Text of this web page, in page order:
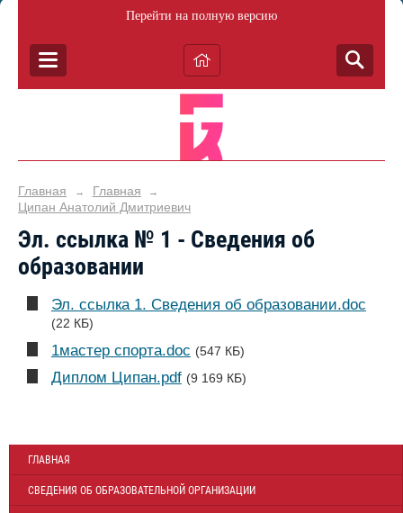
Перейти на полную версию
Главная → Главная →
Ципан Анатолий Дмитриевич
Эл. ссылка № 1 - Сведения об
образовании
Эл. ссылка 1. Сведения об образовании.doc
(22 КБ)
1мастер спорта.doc (547 КБ)
Диплом Ципан.pdf (9 169 КБ)
ГЛАВНАЯ
СВЕДЕНИЯ ОБ ОБРАЗОВАТЕЛЬНОЙ ОРГАНИЗАЦИИ